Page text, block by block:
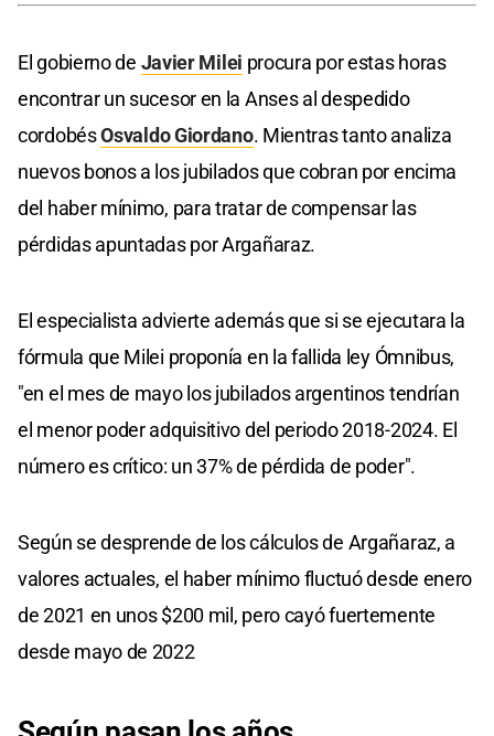
El gobierno de Javier Milei procura por estas horas
encontrar un sucesor en la Anses al despedido
cordobésOsvaldo Giordano. Mientras tanto analiza
nuevos bonos a los jubilados que cobran por encima
del haber mínimo, para tratar de compensar las
pérdidas apuntadas por Argañaraz.
El especialista advierte además que si se ejecutara la
fórmula que Milei proponía en la fallida ley Ómnibus,
"en el mes de mayo los jubilados argentinos tendrían
el menor poder adquisitivo del periodo 2018-2024. El
número es crítico: un 37% de pérdida de poder".
Según se desprende de los cálculos de Argañaraz, a
valores actuales, el haber mínimo fluctuó desde enero
de 2021 en unos $200 mil, pero cayó fuertemente
desde mayo de 2022